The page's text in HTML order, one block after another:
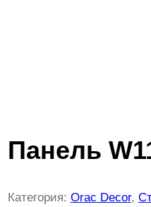
Панель
Категория: Orac Decor,